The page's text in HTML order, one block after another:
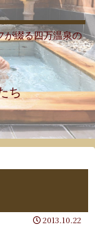
が綴る四万温泉の
ち
2013.10.22